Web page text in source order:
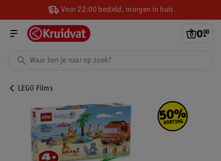
Voor 22:00 besteld, morgen in huis
0.
00
LEGO Films